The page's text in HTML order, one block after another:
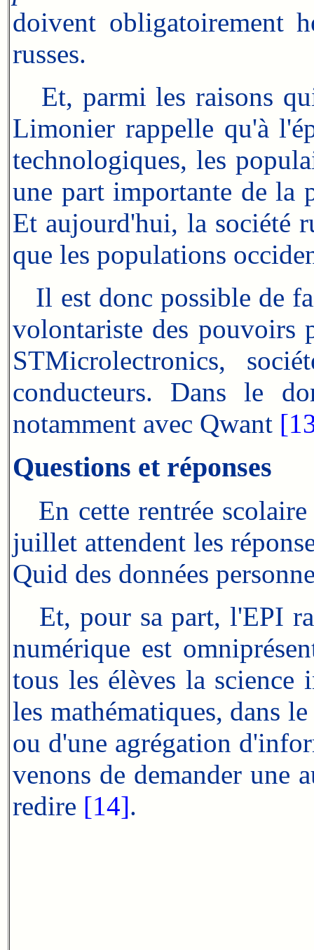
doivent obligatoirement
russes.
Et, parmi les raisons
Limonier rappelle qu'à
technologiques, les
une part importante de la
Et aujourd'hui, la société
que les populations
Il est donc possible de
volontariste des pouvoirs
STMicrolectronics,
conducteurs. Dans le
notamment avec Qwant
Questions et réponses
En cette rentrée
juillet attendent les
Quid des données
Et, pour sa part, l'EPI
numérique est
tous les élèves la science
les mathématiques, dans
ou d'une agrégation
venons de demander une
redire [14].